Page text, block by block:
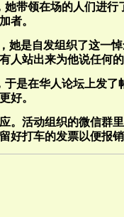
带领在场的人们进
者。
她是自发组织了这一
人站出来为他说任何
是在华人论坛上发
好。
。活动组织的微信群
好打车的发票以便报